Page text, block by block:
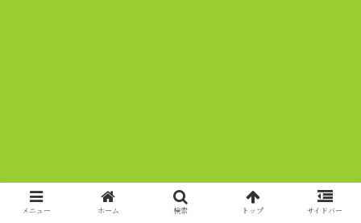
メニュー ホーム 検索 トップ サイドバー